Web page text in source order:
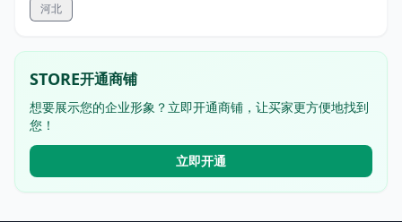
河北
STORE开通商铺
想要展示您的企业形象？立即开通商铺，让买家更方便地找到
您！
立即开通